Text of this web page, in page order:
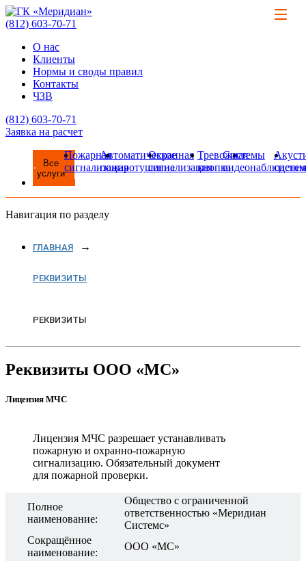
(812) 603-70-71
О нас
Клиенты
Нормы и своды правил
Контакты
ЧЗВ
(812) 603-70-71
Заявка на расчет
Все
услуги
Пожарная
сигнализация
Автоматическое
пожаротушение
Охранная
сигнализация
Тревожная
кнопка
Системы
видеонаблюдения
Навигация по разделу
ГЛАВНАЯ
РЕКВИЗИТЫ
РЕКВИЗИТЫ
Реквизиты ООО «МС»
Лицензия МЧС
Лицензия МЧС разрешает устанавливать
пожарную и охранно-пожарную
сигнализацию. Обязательный документ
для пожарной проверки.
Полное
наименование:
Общество с ограниченной
ответственностью «Меридиан
Системс»
Сокращённое
наименование:
ООО «МС»